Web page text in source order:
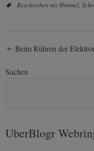
Beschrieben mit Himmel ,
Post
navigation
Beim Rühren der
Suchen
UberBlogr